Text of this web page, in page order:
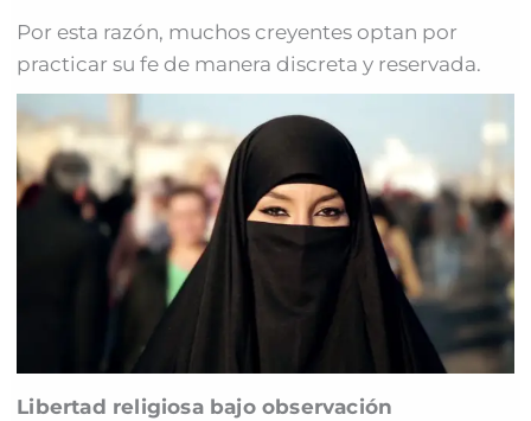
Por esta razón, muchos creyentes optan por
practicar su fe de manera discreta y reservada.
Libertad religiosa bajo observación